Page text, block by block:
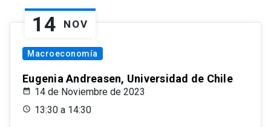
14 NOV
Macroeconomía
Eugenia Andreasen, Universidad de Chile
14 de Noviembre de 2023
13:30 a 14:30